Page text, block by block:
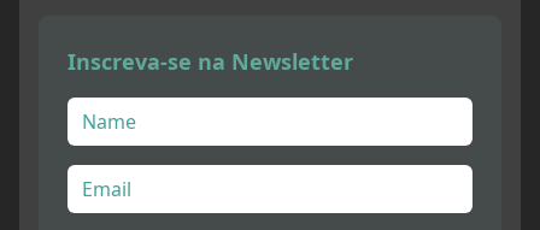
Inscreva-se na Newsletter